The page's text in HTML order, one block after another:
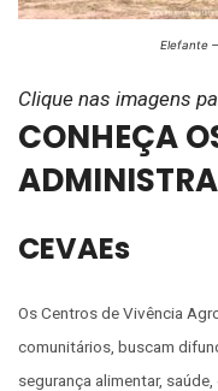
Elefante
Clique nas imagens
CONHEÇA
CEVAEs
Os Centros de Vivência
comunitários, buscam
segurança alimentar,